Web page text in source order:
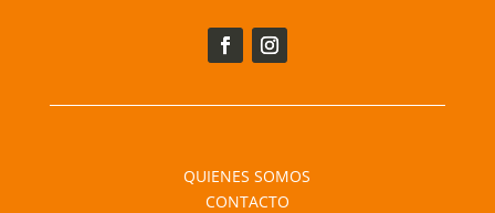
QUIENES SOMOS
CONTACTO